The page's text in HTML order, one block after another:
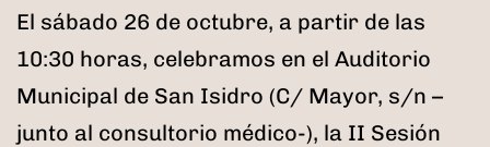
El sábado 26 de octubre, a partir de las
10:30 horas, celebramos en el Auditorio
Municipal de San Isidro (C/ Mayor, s/n –
junto al consultorio médico-), la II Sesión